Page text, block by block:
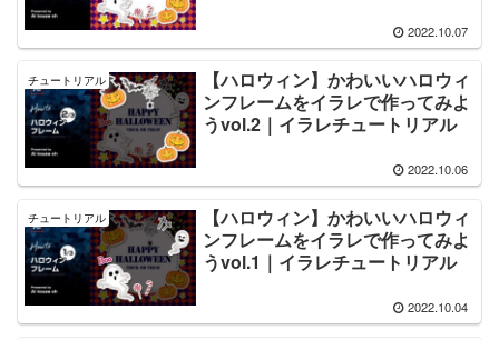
2022.10.07
チュートリアル
【ハロウィン】かわいいハロウィ
ンフレームをイラレで作ってみよ
うvol.2｜イラレチュートリアル
2022.10.06
チュートリアル
【ハロウィン】かわいいハロウィ
ンフレームをイラレで作ってみよ
うvol.1｜イラレチュートリアル
2022.10.04